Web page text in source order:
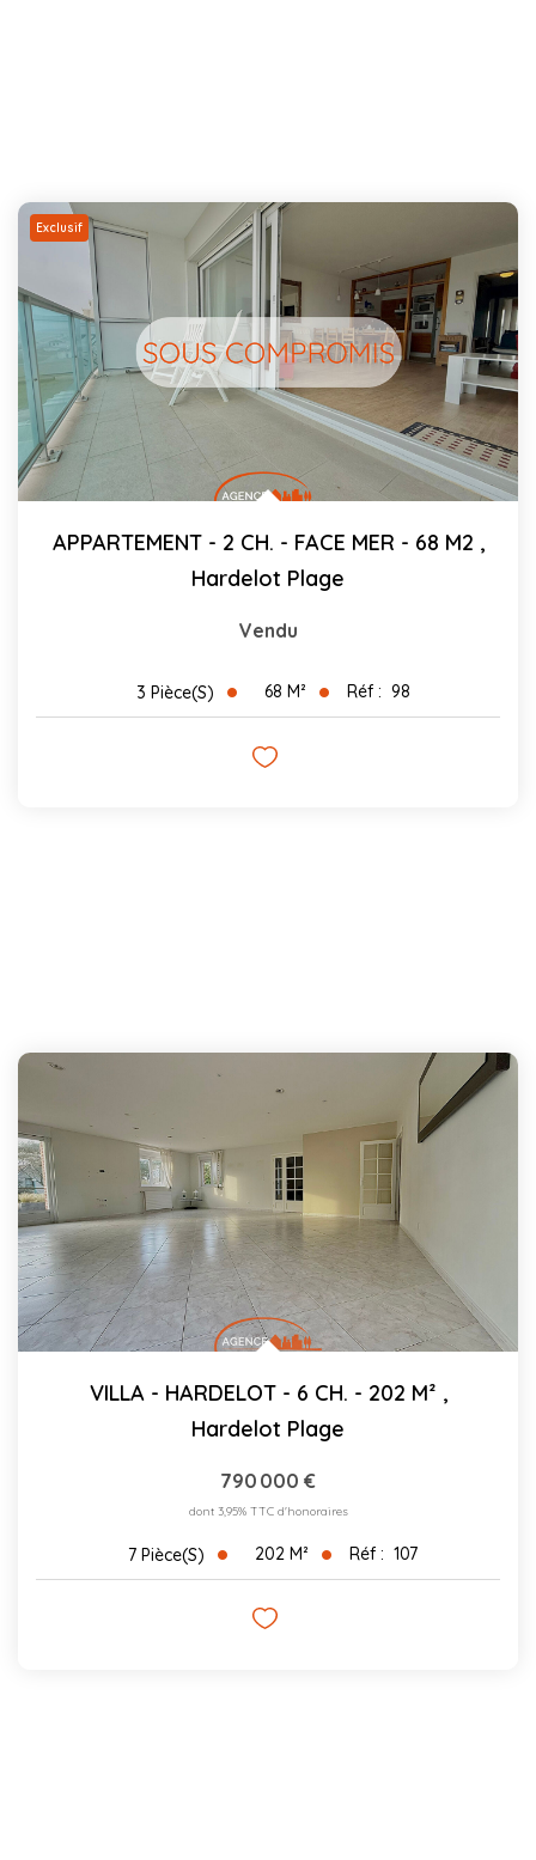
Exclusif
APPARTEMENT - 2 CH. - FACE MER - 68 M2 ,
Hardelot Plage
Vendu
3 Pièce(s) 68 M² Réf : 98
VILLA - HARDELOT - 6 CH. - 202 M² ,
Hardelot Plage
790 000 €
dont 3,95% TTC d'honoraires
7 Pièce(s) 202 M² Réf : 107